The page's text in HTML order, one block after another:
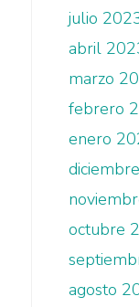
julio
abril
marzo
febrero
enero
octubre
agosto